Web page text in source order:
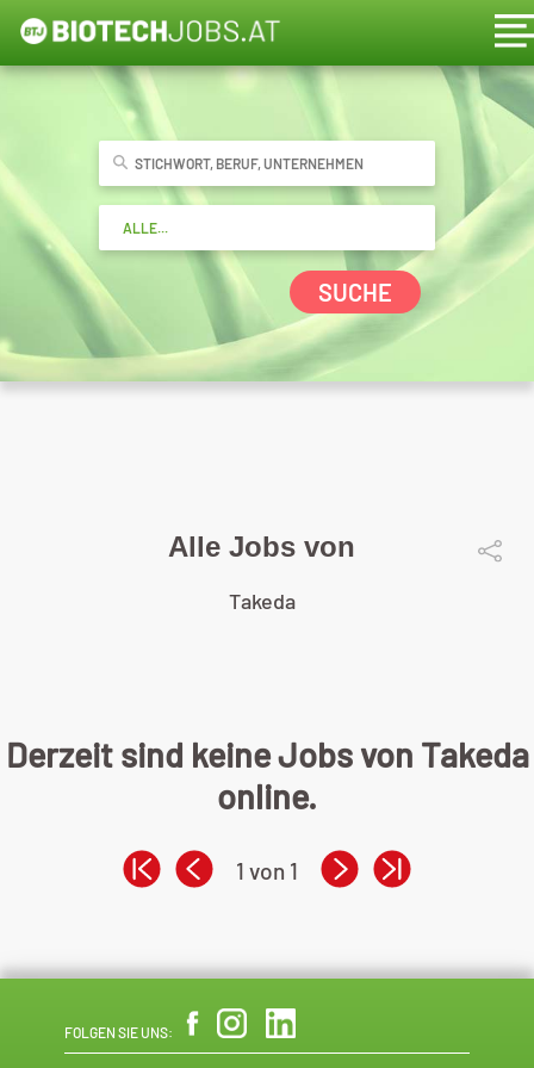
SUCHE
Alle Jobs von
Takeda
Derzeit sind keine Jobs von Takeda
online.
1 von 1
FOLGEN SIE UNS: